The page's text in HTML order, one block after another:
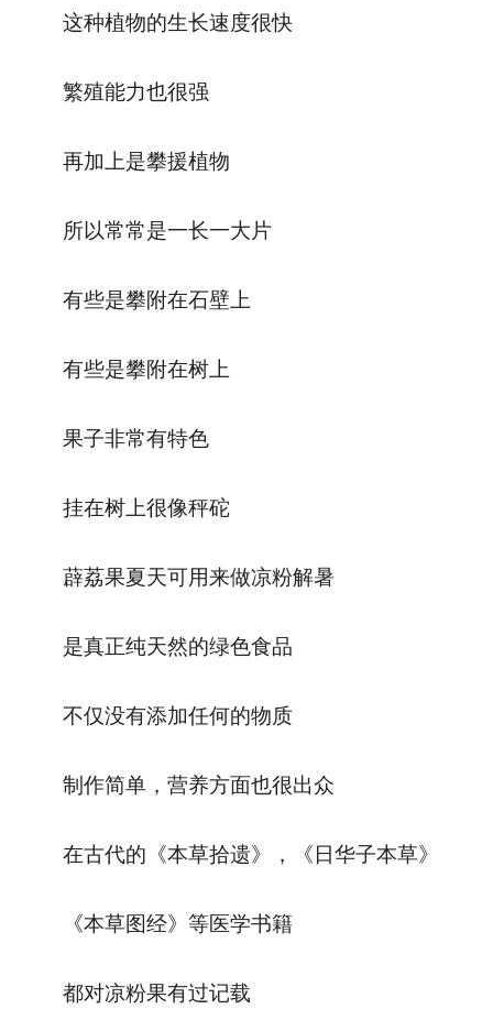
这种植物的生长速度很快
繁殖能力也很强
再加上是攀援植物
所以常常是一长一大片
有些是攀附在石壁上
有些是攀附在树上
果子非常有特色
挂在树上很像秤砣
薜荔果夏天可用来做凉粉解暑
是真正纯天然的绿色食品
不仅没有添加任何的物质
制作简单，营养方面也很出众
在古代的《本草拾遗》，《日华子本草》
《本草图经》等医学书籍
都对凉粉果有过记载